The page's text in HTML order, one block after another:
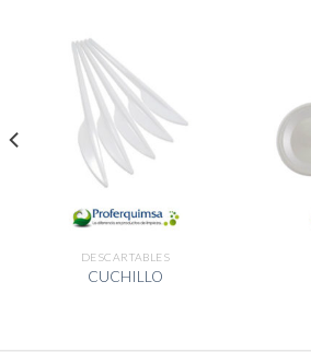
DESCARTABLES
CUCHILLO